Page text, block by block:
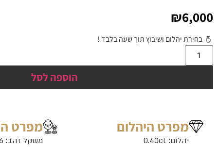
₪6,000
בחירת יהלום ושיבוץ תוך שעה בלבד !
הוספה לסל
מפרט היהלום
יהלום: 0.40ct
מפרט
משקל זהב: 2.96 גרם